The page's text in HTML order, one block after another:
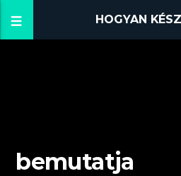
HOGYAN
bemutatja